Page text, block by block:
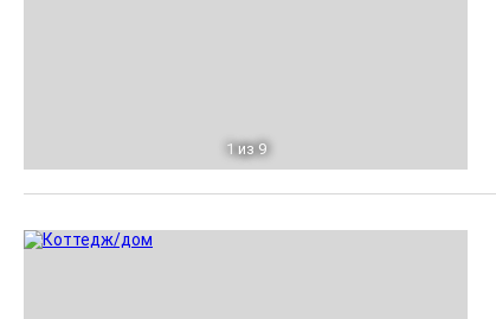
1 из 9